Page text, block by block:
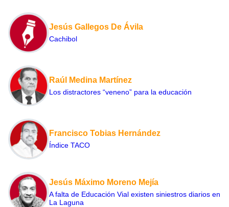
Jesús Gallegos De Ávila
Cachibol
Raúl Medina Martínez
Los distractores “veneno” para la educación
Francisco Tobias Hernández
Índice TACO
Jesús Máximo Moreno Mejía
A falta de Educación Vial existen siniestros diarios en
La Laguna